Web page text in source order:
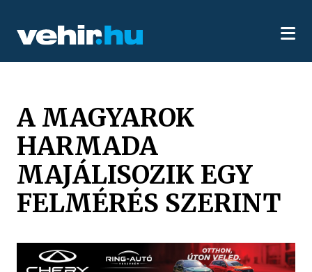
A MAGYAROK
HARMADA
MAJÁLISOZIK EGY
FELMÉRÉS SZERINT